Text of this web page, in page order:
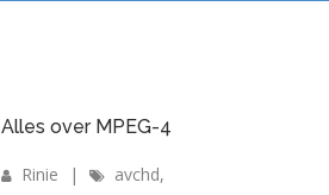
Alles over MPEG-4
Rinie | avchd,